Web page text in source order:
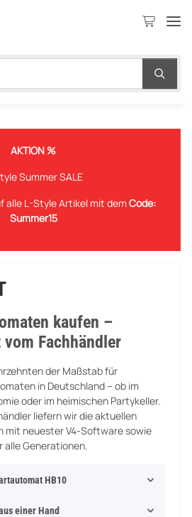
AKTION %
Summer SALE
alle L-Style Artikel mit dem Code:
Summer15
kaufen –
Fachhändler
der Maßstab für
in Deutschland – ob im
oder im heimischen Partykeller.
liefern wir die aktuellen
mit neuester V4-Software sowie
Generationen.
HB10
einer Hand